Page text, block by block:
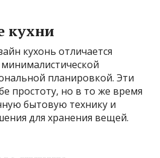
кухни
кухонь отличается
планировкой. Эти
простоту, но в то же время
бытовую технику и
для хранения вещей.